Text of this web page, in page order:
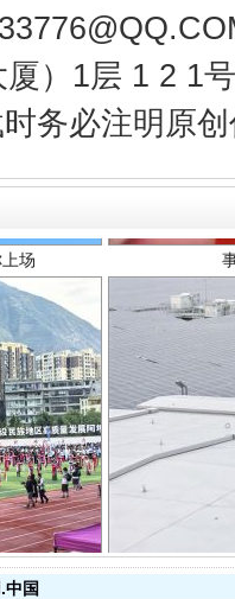
）1层 1 2 1
务必注明原
场
规模
中国